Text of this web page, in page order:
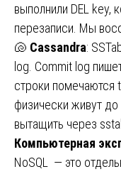
выполнили DEL key,
перезаписи. Мы
🐚 Cassandra:
log. Commit log
строки помечаются
физически живут
вытащить через
Компьютерная
NoSQL — это